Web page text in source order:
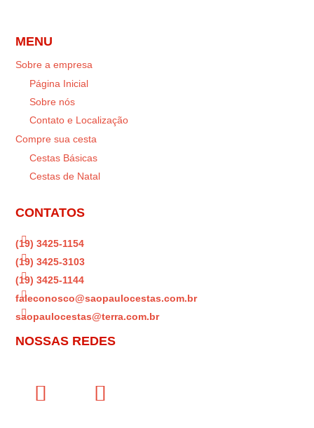
MENU
Sobre a empresa
Página Inicial
Sobre nós
Contato e Localização
Compre sua cesta
Cestas Básicas
Cestas de Natal
CONTATOS

(19) 3425-1154

(19) 3425-3103

(19) 3425-1144

faleconosco@saopaulocestas.com.br

saopaulocestas@terra.com.br
NOSSAS REDES